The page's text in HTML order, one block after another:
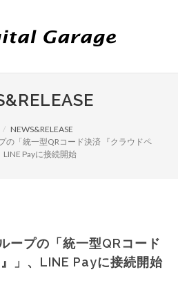
NEWS&RELEASE
の「統一型QRコード決済 『クラウドペ
LINE Payに接続開始
ープの「統一型QRコード
」、LINE Payに接続開始